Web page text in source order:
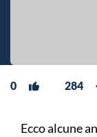
0 284
Ecco alcune